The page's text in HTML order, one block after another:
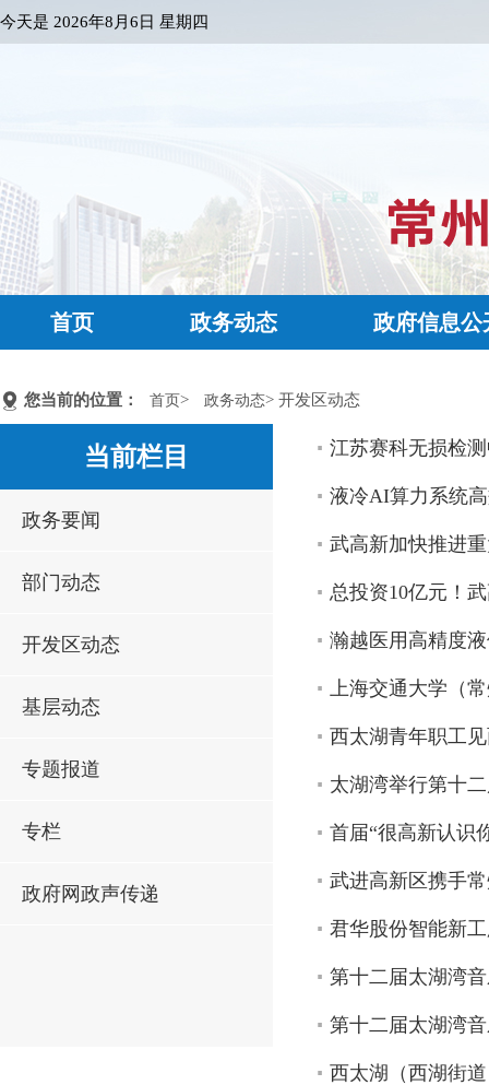
今天是 2026年8月6日 星期四
首页 政务动态 政府信息公
您当前的位置： 首页> 政务动态> 开发区动态
当前栏目
政务要闻
部门动态
开发区动态
基层动态
专题报道
专栏
政府网政声传递
江苏赛科无损检
液冷AI算力系统
武高新加快推进
总投资10亿元！
瀚越医用高精度
上海交通大学（
西太湖青年职工
太湖湾举行第十
首届“很高新认识
武进高新区携手
君华股份智能新
第十二届太湖湾
第十二届太湖湾
西太湖（西湖街